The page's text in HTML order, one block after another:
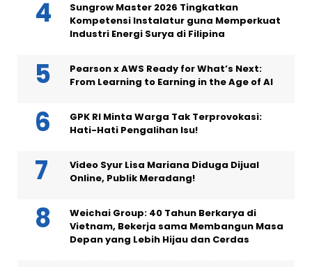
Sungrow Master 2026 Tingkatkan
Kompetensi Instalatur guna Memperkuat
Industri Energi Surya di Filipina
Pearson x AWS Ready for What’s Next:
From Learning to Earning in the Age of AI
GPK RI Minta Warga Tak Terprovokasi:
Hati-Hati Pengalihan Isu!
Video Syur Lisa Mariana Diduga Dijual
Online, Publik Meradang!
Weichai Group: 40 Tahun Berkarya di
Vietnam, Bekerja sama Membangun Masa
Depan yang Lebih Hijau dan Cerdas